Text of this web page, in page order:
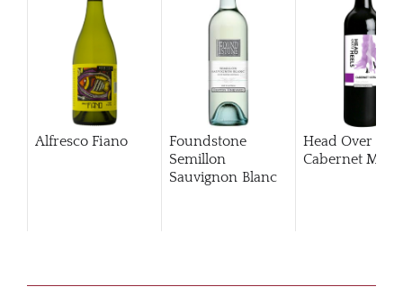
Alfresco Fiano
Foundstone
Semillon
Sauvignon Blanc
Head Over
Cabernet